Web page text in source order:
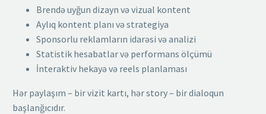
Brendə uyğun dizayn və vizual kontent
Aylıq kontent planı və strategiya
Sponsorlu reklamların idarəsi və analizi
Statistik hesabatlar və performans ölçümü
İnteraktiv hekayə və reels planlaması
Hər paylaşım – bir vizit kartı, hər story – bir dialoqun
başlanğıcıdır.